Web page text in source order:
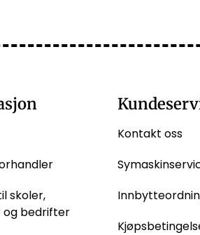
skoler,
og bedrifter
Kontakt oss